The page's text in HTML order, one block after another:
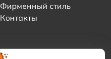
Фирменный стиль
Контакты